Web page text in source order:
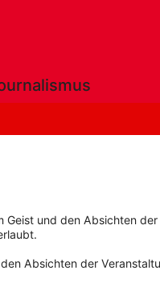
und den Absichten
Absichten der